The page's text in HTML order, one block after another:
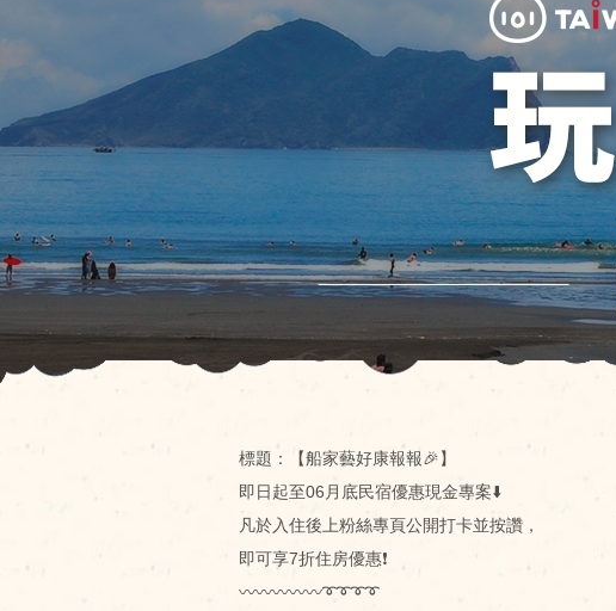
標題：【船家藝好康報報🎉】
即日起至06月底民宿優惠現金專案⬇️
凡於入住後上粉絲專頁公開打卡並按讚，
即可享7折住房優惠❗️
〰️〰️〰️〰️〰️➰➰➰➰